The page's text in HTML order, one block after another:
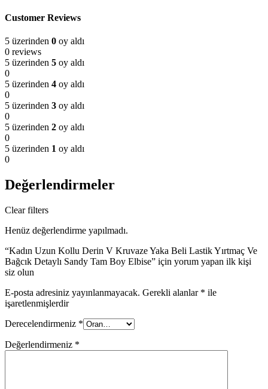
Customer Reviews
5 üzerinden 0 oy aldı
0 reviews
5 üzerinden 5 oy aldı
0
5 üzerinden 4 oy aldı
0
5 üzerinden 3 oy aldı
0
5 üzerinden 2 oy aldı
0
5 üzerinden 1 oy aldı
0
Değerlendirmeler
Clear filters
Henüz değerlendirme yapılmadı.
“Kadın Uzun Kollu Derin V Kruvaze Yaka Beli Lastik Yırtmaç Ve
Bağcık Detaylı Sandy Tam Boy Elbise” için yorum yapan ilk kişi
siz olun
E-posta adresiniz yayınlanmayacak. Gerekli alanlar * ile
işaretlenmişlerdir
Derecelendirmeniz *
Değerlendirmeniz *